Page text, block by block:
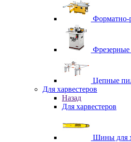
Форматно-
Фрезерные
Цепные
Для харвестеров
Назад
Для харвестеров
Шины для